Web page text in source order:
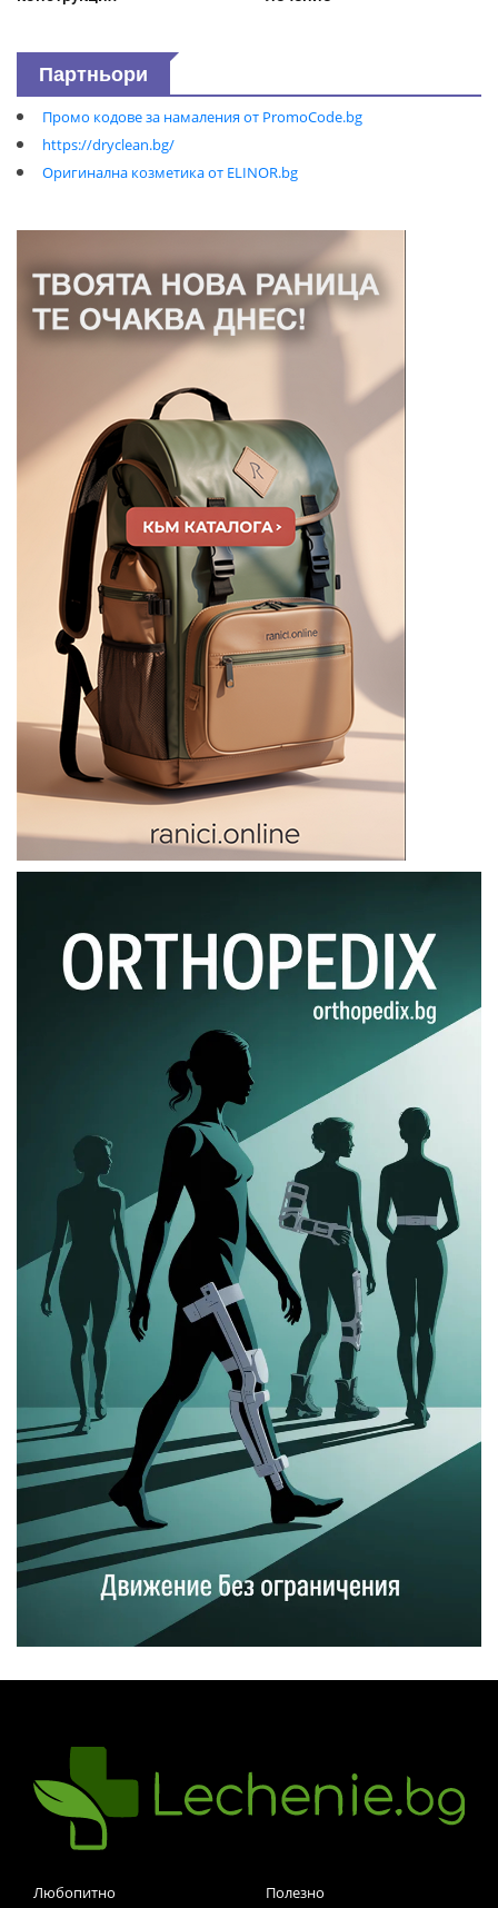
Партньори
Промо кодове за намаления от PromoCode.bg
https://dryclean.bg/
Оригинална козметика от ELINOR.bg
Любопитно
Полезно